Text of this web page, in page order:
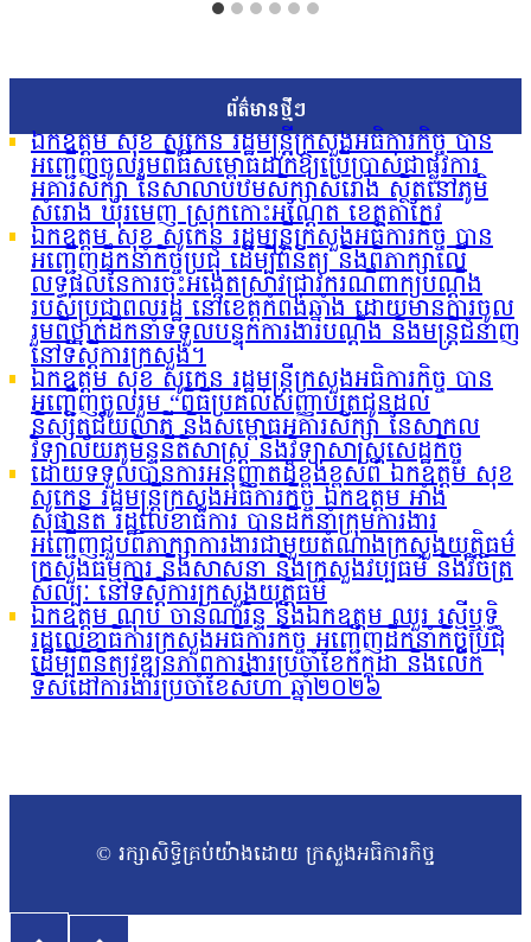
ព័ត៌មានថ្មីៗ
ឯកឧត្តម សុខ សូកេន រដ្ឋមន្រ្តីក្រសួងអធិការកិច្ច បាន
អញ្ជើញចូលរួមពិធីសម្ពោធដាក់ឱ្យប្រើប្រាស់ជាផ្លូវការ
អគារសិក្សា នៃសាលាបឋមសិក្សាសំរោង ស្ថិតនៅភូមិ
សំរោង ឃុំរមេញ ស្រុកកោះអណ្ដែត ខេត្តតាកែវ
ឯកឧត្តម សុខ សូកេន រដ្ឋមន្រ្តីក្រសួងអធិការកិច្ច បាន
អញ្ជើញដឹកនាំកិច្ចប្រជុំ ដើម្បីពិនិត្យ និងពិភាក្សាលើ
លទ្ធផលនៃការចុះអង្កេតស្រាវជ្រាវករណីពាក្យបណ្ដឹង
របស់ប្រជាពលរដ្ឋ នៅខេត្តកំពង់ឆ្នាំង ដោយមានការចូល
រួមពីថ្នាក់ដឹកនាំទទួលបន្ទុកការងារបណ្ដឹង និងមន្រ្តីជំនាញ
នៅទីស្ដីការក្រសួង។
ឯកឧត្តម សុខ សូកេន រដ្ឋមន្រ្តីក្រសួងអធិការកិច្ច បាន
អញ្ជើញចូលរួម “ពិធីប្រគល់សញ្ញាបត្រជូនដល់
និស្សិតជ័យលាភី និងសម្ពោធអគារសិក្សា នៃសាកល
វិទ្យាល័យភូមិន្ទនីតិសាស្ត្រ និងវិទ្យាសាស្ត្រសេដ្ឋកិច្ច
ដោយទទួលបានការអនុញ្ញាតដ៏ខ្ពង់ខ្ពស់ពី ឯកឧត្តម សុខ
សូកេន រដ្ឋមន្ត្រីក្រសួងអធិការកិច្ច ឯកឧត្តម អាំង
សុផានិត រដ្ឋលេខាធិការ បានដឹកនាំក្រុមការងារ
អញ្ជើញជួបពិភាក្សាការងារជាមួយតំណាងក្រសួងយុត្តិធម៌
ក្រសួងធម្មការ និងសាសនា និងក្រសួងវប្បធម៌ និងវិចិត្រ
សិល្បៈ នៅទីស្តីការក្រសួងយុត្តិធម៌
ឯកឧត្តម ណុប ចាន់ណារិន្ទ និងឯកឧត្តម ឈួរ រស្មីឬទ្ធិ
រដ្ឋលេខាធិការក្រសួងអធិការកិច្ច អញ្ជើញដឹកនាំកិច្ចប្រជុំ
ដើម្បីពិនិត្យវឌ្ឍនភាពការងារប្រចាំខែកក្កដា និងលើក
ទិសដៅការងារប្រចាំខែសីហា ឆ្នាំ២០២៦
© រក្សាសិទ្ធិគ្រប់យ៉ាងដោយ ក្រសួងអធិការកិច្ច